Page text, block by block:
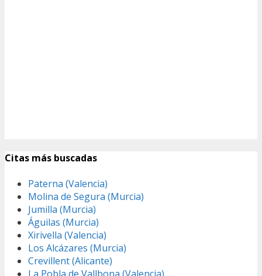
Citas más buscadas
Paterna (Valencia)
Molina de Segura (Murcia)
Jumilla (Murcia)
Águilas (Murcia)
Xirivella (Valencia)
Los Alcázares (Murcia)
Crevillent (Alicante)